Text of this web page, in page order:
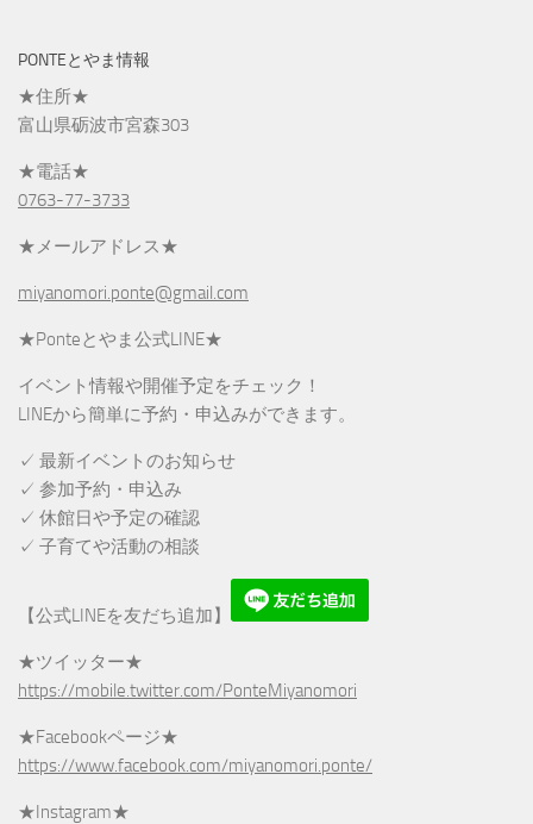
PONTEとやま情報
★住所★
富山県砺波市宮森303
★電話★
0763-77-3733
★メールアドレス★
miyanomori.ponte@gmail.com
★Ponteとやま公式LINE★
イベント情報や開催予定をチェック！
LINEから簡単に予約・申込みができます。
✓ 最新イベントのお知らせ
✓ 参加予約・申込み
✓ 休館日や予定の確認
✓ 子育てや活動の相談
【公式LINEを友だち追加】
★ツイッター★
https://mobile.twitter.com/PonteMiyanomori
★Facebookページ★
https://www.facebook.com/miyanomori.ponte/
★Instagram★